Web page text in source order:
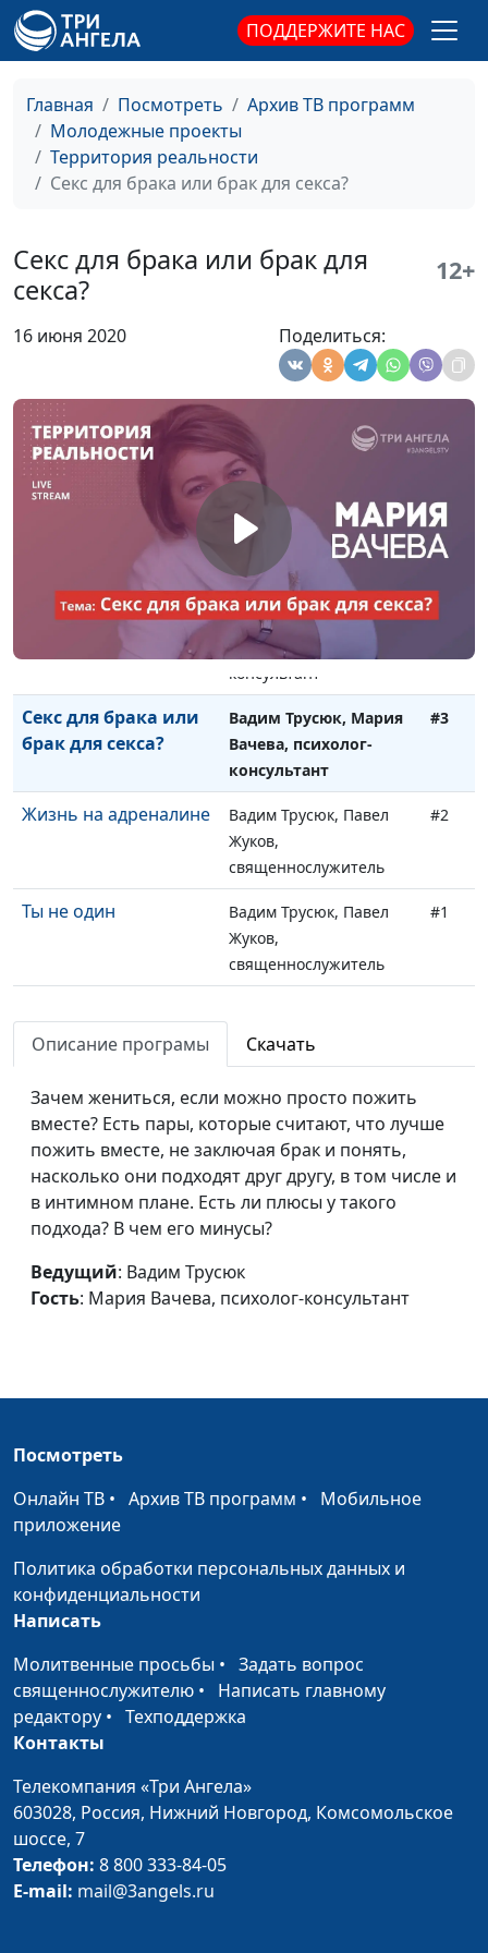
ПОДДЕРЖИТЕ НАС
Главная Посмотреть
Архив ТВ программ
Молодежные проекты
Территория реальности
Секс для брака или брак для секса?
Секс для брака или брак для
секса?
12+
16 июня 2020 Поделиться:
Из чего состоит
счастье?
Вадим Трусюк, Вадим
Кочкарёв,
#10
Конфликт поколений
Вадим Трусюк, Вадим
Кочкарёв,
священнослужитель
религии
Кочкарёв,
Искусство – путь к
Вадим Трусюк, Вадим
Кочкарёв,
священнослужитель
Спецвыпуск: ответы
на вопросы
Вадим Трусюк, Мария
Вачева, психолог-
консультант
Мое тело - мое дело
Вадим Трусюк, Мария
Вачева, психолог-
консультант
#5
Сексуальное
воспитание
Вадим Трусюк, Мария
Вачева, психолог-
консультант
#4
Секс для брака или
брак для секса?
Вадим Трусюк, Мария
Вачева, психолог-
консультант
#3
Жизнь на адреналине
Вадим Трусюк, Павел
Жуков,
священнослужитель
#2
Ты не один
Вадим Трусюк, Павел
Жуков,
священнослужитель
#1
Описание програмы Скачать
Зачем жениться, если можно просто пожить
вместе? Есть пары, которые считают, что лучше
пожить вместе, не заключая брак и понять,
насколько они подходят друг другу, в том числе и
в интимном плане. Есть ли плюсы у такого
подхода? В чем его минусы?
Ведущий: Вадим Трусюк
Гость: Мария Вачева, психолог-консультант
Посмотреть
Онлайн ТВ • Архив ТВ программ • Мобильное
приложение
Политика обработки персональных данных и
конфиденциальности
Написать
Молитвенные просьбы • Задать вопрос
священнослужителю • Написать главному
редактору • Техподдержка
Контакты
Телекомпания «Три Ангела»
603028, Россия, Нижний Новгород, Комсомольское
шоссе, 7
Телефон: 8 800 333-84-05
E-mail: mail@3angels.ru